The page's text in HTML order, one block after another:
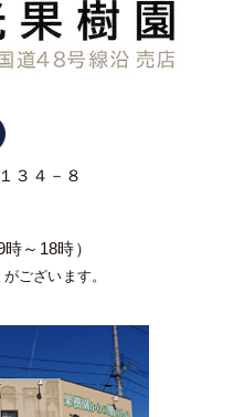
３４－８
時～18時）
ございます。